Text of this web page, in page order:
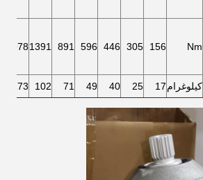
Nm
156
305
446
596
891
1391
1978
كيلوغرام17
25
40
49
71
102
173